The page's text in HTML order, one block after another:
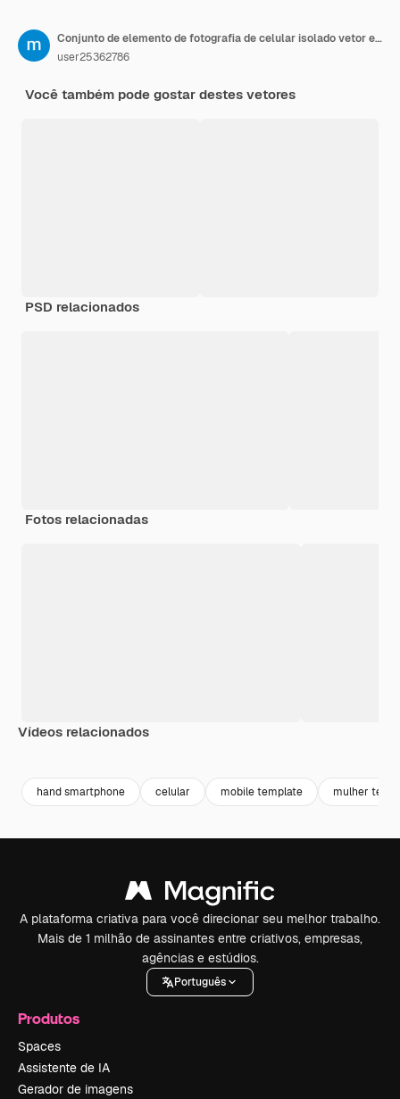
Conjunto de elemento de fotografia de celular isolado vetor eps
user25362786
Você também pode gostar destes vetores
PSD relacionados
Fotos relacionadas
Vídeos relacionados
hand smartphone celular mobile template mulher
A plataforma criativa para você direcionar seu melhor trabalho.
Mais de 1 milhão de assinantes entre criativos, empresas,
agências e estúdios.
Português
Produtos
Spaces
Assistente de IA
Gerador de imagens